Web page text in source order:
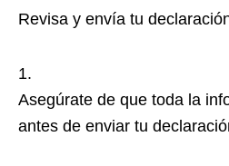
Revisa y envía tu
Asegúrate de que toda la
antes de enviar tu